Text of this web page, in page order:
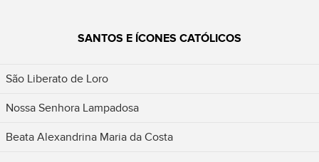
SANTOS E ÍCONES CATÓLICOS
São Liberato de Loro
Nossa Senhora Lampadosa
Beata Alexandrina Maria da Costa